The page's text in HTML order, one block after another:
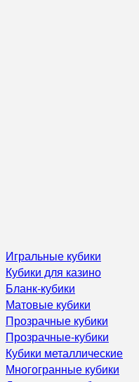
Игральные кубики
Кубики для казино
Бланк-кубики
Матовые кубики
Прозрачные кубики
Прозрачные-кубики
Кубики металлические
Многогранные кубики